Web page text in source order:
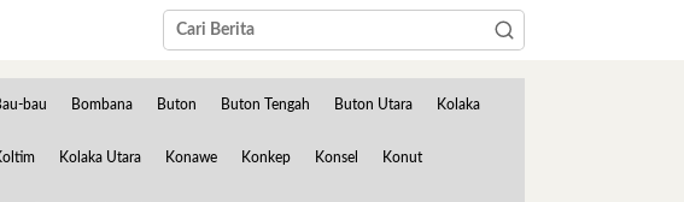
bau Bombana Buton Buton Tengah Buton Utara Kolaka
Kolaka Utara Konawe Konkep Konsel Konut